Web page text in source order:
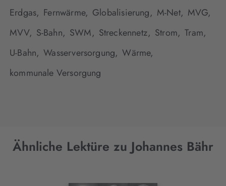
Erdgas, Fernwärme, Globalisierung, M-Net, MVG,
MVV, S-Bahn, SWM, Streckennetz, Strom, Tram,
U-Bahn, Wasserversorgung, Wärme,
kommunale Versorgung
Ähnliche Lektüre zu Johannes Bähr